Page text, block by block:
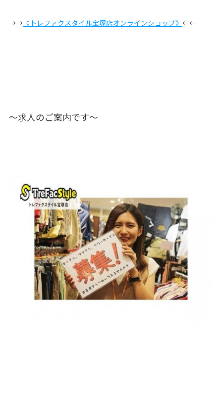
→→《トレファクスタイル宝塚店オンラインショップ》 ←←
〜求人のご案内です〜